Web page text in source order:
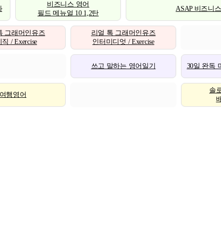
비즈니스 영어
필드 메뉴얼 10 1,2탄
ASAP 비즈니
그래머인유즈
/ Exercise
리얼 톡 그래머인유즈
인터미디엇 / Exercise
쓰고 말하는 영어일기 30일 완독
행영어
솔